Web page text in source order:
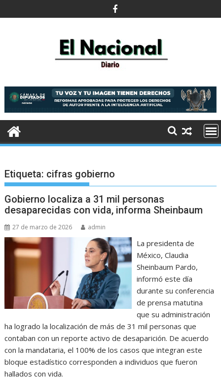
al
Etiqueta: cifras gobierno
Gobierno localiza a 31 mil personas
desaparecidas con vida, informa Sheinbaum
27 de marzo de 2026 admin
La presidenta de
México, Claudia
Sheinbaum Pardo,
informó este día
durante su conferencia
de prensa matutina
que su administración
ha logrado la localización de más de 31 mil personas que
contaban con un reporte activo de desaparición. De acuerdo
con la mandataria, el 100% de los casos que integran este
bloque estadístico corresponden a individuos que fueron
hallados con vida.